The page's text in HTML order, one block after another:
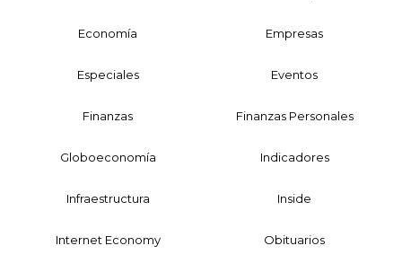
Economía Empresas
Especiales Eventos
Finanzas Finanzas Personales
Globoeconomía Indicadores
Infraestructura Inside
Internet Economy Obituarios